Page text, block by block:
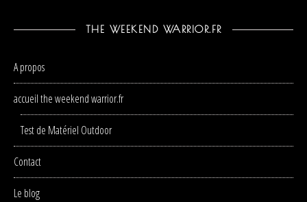
THE WEEKEND WARRIOR.FR
A propos
accueil the weekend warrior.fr
Test de Matériel Outdoor
Contact
Le blog